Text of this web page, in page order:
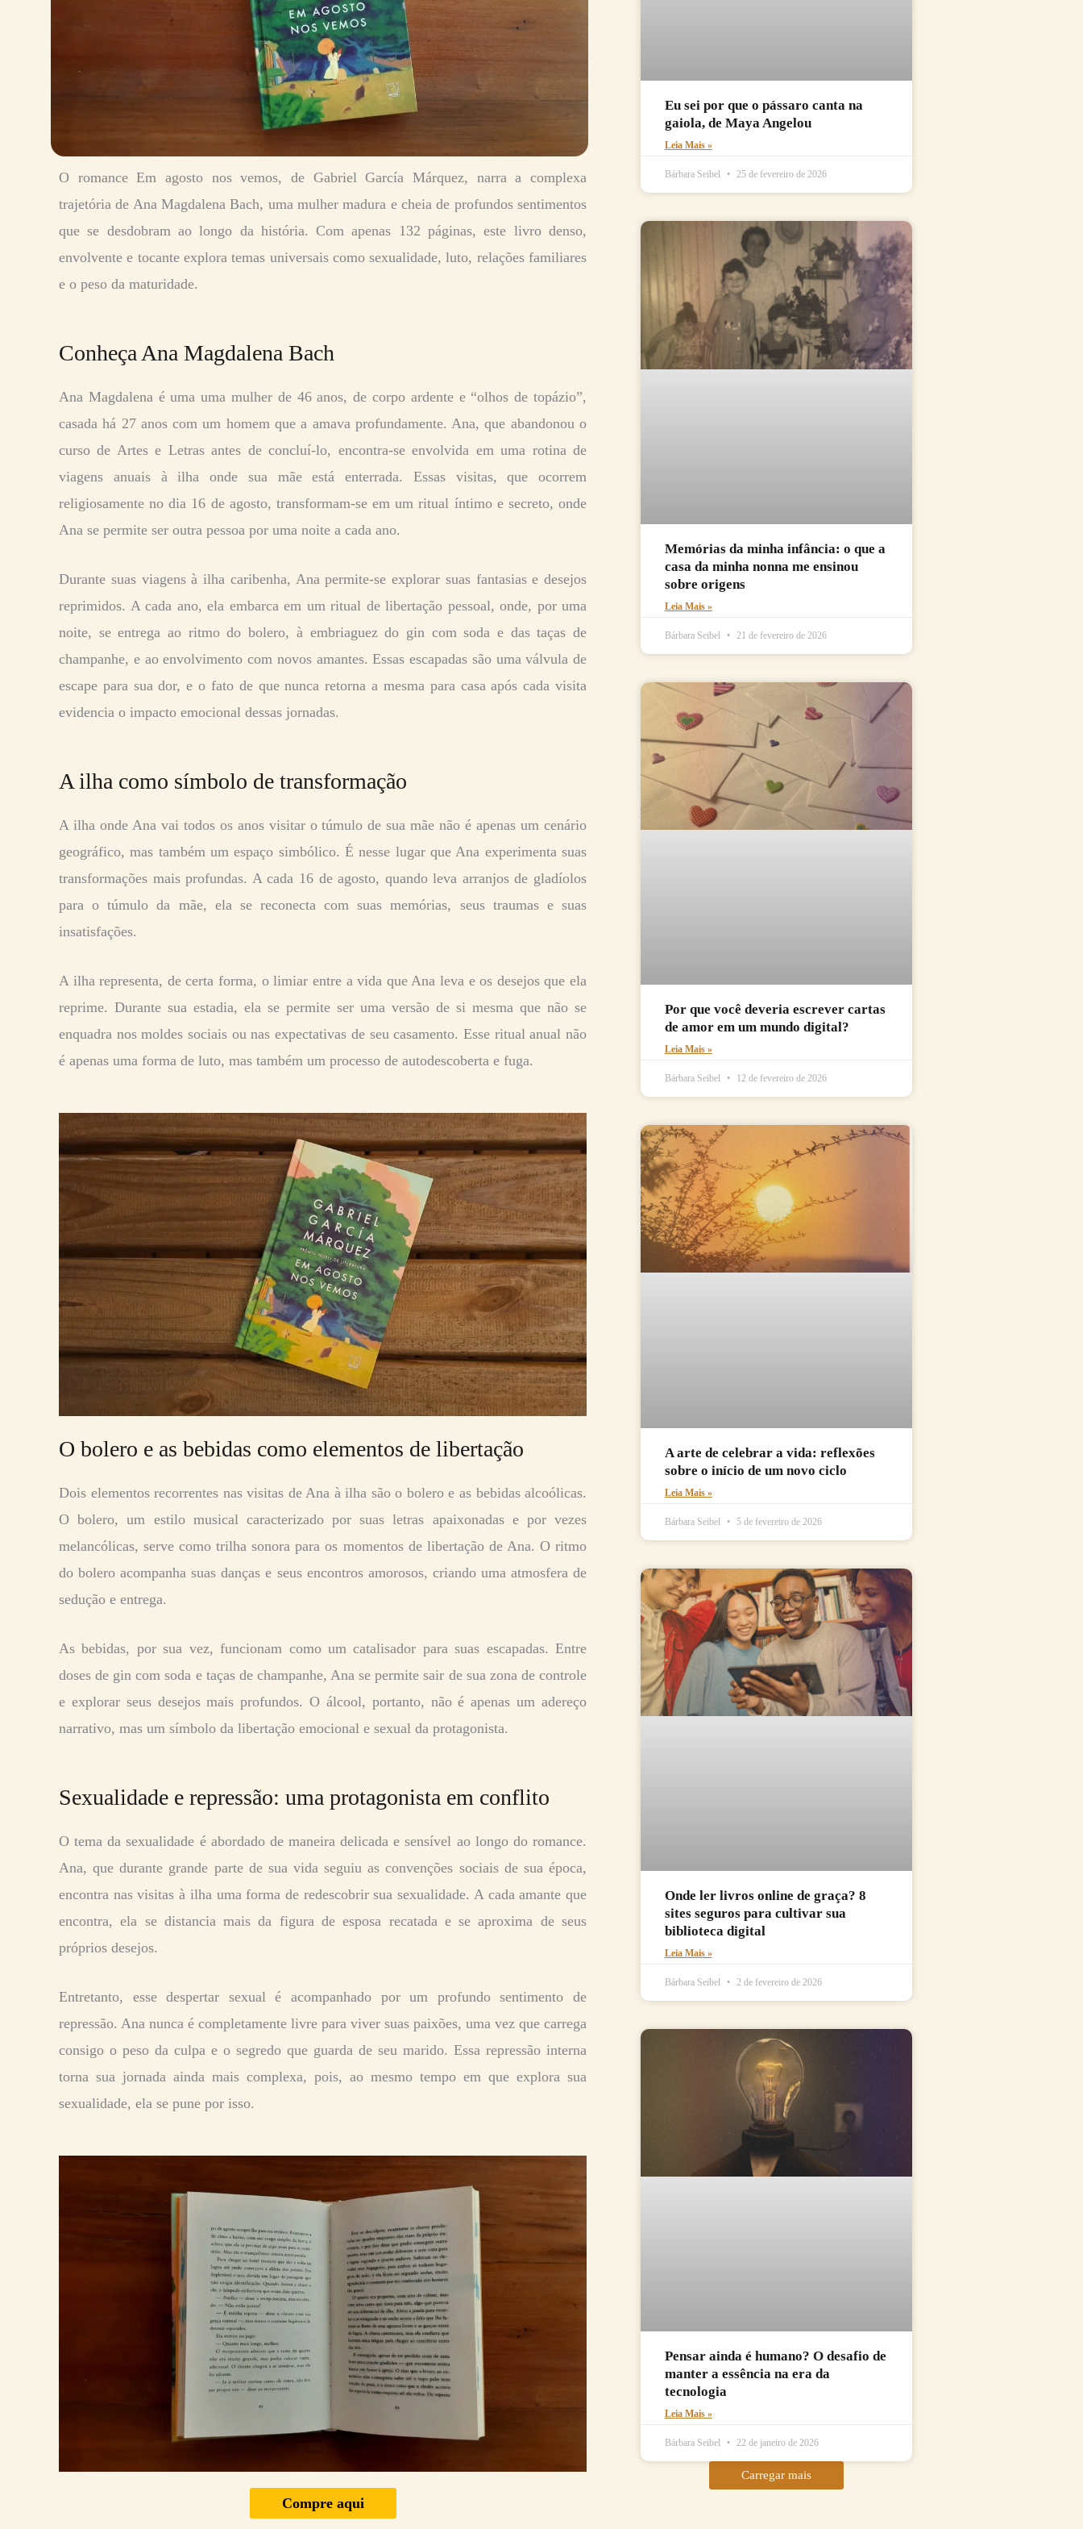
O romance Em agosto nos vemos, de Gabriel García Márquez, narra a complexa
trajetória de Ana Magdalena Bach, uma mulher madura e cheia de profundos sentimentos
que se desdobram ao longo da história. Com apenas 132 páginas, este livro denso,
envolvente e tocante explora temas universais como sexualidade, luto, relações familiares
e o peso da maturidade.
Conheça Ana Magdalena Bach
Ana Magdalena é umauma mulher de 46 anos, de corpo ardente e “olhos de topázio”,
casada há 27 anos com um homem que a amava profundamente. Ana, que abandonou o
curso de Artes e Letras antes de concluí-lo, encontra-se envolvida em uma rotina de
viagens anuais à ilha onde sua mãe está enterrada. Essas visitas, que ocorrem
religiosamente no dia 16 de agosto, transformam-se em um ritual íntimo e secreto, onde
Ana se permite ser outra pessoa por uma noite a cada ano.
Durante suas viagens à ilha caribenha, Ana permite-se explorar suas fantasias e desejos
reprimidos. A cada ano, ela embarca em um ritual de libertação pessoal, onde, por uma
noite, se entrega ao ritmo do bolero, à embriaguez do gin com soda e das taças de
champanhe, e ao envolvimento com novos amantes. Essas escapadas são uma válvula de
escape para sua dor, e o fato de que nunca retorna a mesma para casa após cada visita
evidencia o impacto emocional dessas jornadas.
A ilha como símbolo de transformação
A ilha onde Ana vai todos os anos visitar o túmulo de sua mãe não é apenas um cenário
geográfico, mas também um espaço simbólico. É nesse lugar que Ana experimenta suas
transformações mais profundas. A cada 16 de agosto, quando leva arranjos de gladíolos
para o túmulo da mãe, ela se reconecta com suas memórias, seus traumas e suas
insatisfações.
A ilha representa, de certa forma, o limiar entre a vida que Ana leva e os desejos que ela
reprime. Durante sua estadia, ela se permite ser uma versão de si mesma que não se
enquadra nos moldes sociais ou nas expectativas de seu casamento. Esse ritual anual não
é apenas uma forma de luto, mas também um processo de autodescoberta e fuga.
O bolero e as bebidas como elementos de libertação
Dois elementos recorrentes nas visitas de Ana à ilha são o bolero e as bebidas alcoólicas.
O bolero, um estilo musical caracterizado por suas letras apaixonadas e por vezes
melancólicas, serve como trilha sonora para os momentos de libertação de Ana. O ritmo
do bolero acompanha suas danças e seus encontros amorosos, criando uma atmosfera de
sedução e entrega.
As bebidas, por sua vez, funcionam como um catalisador para suas escapadas. Entre
doses de gin com soda e taças de champanhe, Ana se permite sair de sua zona de controle
e explorar seus desejos mais profundos. O álcool, portanto, não é apenas um adereço
narrativo, mas um símbolo da libertação emocional e sexual da protagonista.
Sexualidade e repressão: uma protagonista em conflito
O tema da sexualidade é abordado de maneira delicada e sensível ao longo do romance.
Ana, que durante grande parte de sua vida seguiu as convenções sociais de sua época,
encontra nas visitas à ilha uma forma de redescobrir sua sexualidade. A cada amante que
encontra, ela se distancia mais da figura de esposa recatada e se aproxima de seus
próprios desejos.
Entretanto, esse despertar sexual é acompanhado por um profundo sentimento de
repressão. Ana nunca é completamente livre para viver suas paixões, uma vez que carrega
consigo o peso da culpa e o segredo que guarda de seu marido. Essa repressão interna
torna sua jornada ainda mais complexa, pois, ao mesmo tempo em que explora sua
sexualidade, ela se pune por isso.
Compre aqui
Eu sei por que o pássaro canta na
gaiola, de Maya Angelou
Leia Mais »
Bárbara Seibel 25 de fevereiro de 2026
Memórias da minha infância: o que a
casa da minha nonna me ensinou
sobre origens
Leia Mais »
Bárbara Seibel 21 de fevereiro de 2026
Por que você deveria escrever cartas
de amor em um mundo digital?
Leia Mais »
Bárbara Seibel 12 de fevereiro de 2026
A arte de celebrar a vida: reflexões
sobre o início de um novo ciclo
Leia Mais »
Bárbara Seibel 5 de fevereiro de 2026
Onde ler livros online de graça? 8
sites seguros para cultivar sua
biblioteca digital
Leia Mais »
Bárbara Seibel 2 de fevereiro de 2026
Pensar ainda é humano? O desafio de
manter a essência na era da
tecnologia
Leia Mais »
Bárbara Seibel 22 de janeiro de 2026
Carregar mais